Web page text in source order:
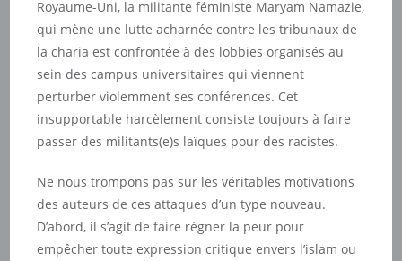
Royaume-Uni, la militante féministe Maryam Namazie,
qui mène une lutte acharnée contre les tribunaux de
la charia est confrontée à des lobbies organisés au
sein des campus universitaires qui viennent
perturber violemment ses conférences. Cet
insupportable harcèlement consiste toujours à faire
passer des militants(e)s laïques pour des racistes.
Ne nous trompons pas sur les véritables motivations
des auteurs de ces attaques d’un type nouveau.
D’abord, il s’agit de faire régner la peur pour
empêcher toute expression critique envers l’islam ou